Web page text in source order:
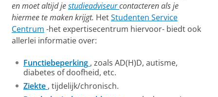
en moet altijd jestudieadviseurcontacteren als je
hiermee te maken krijgt. HetStudenten Service
Centrum -het expertisecentrum hiervoor- biedt ook
allerlei informatie over:
Functiebeperking , zoals AD(H)D, autisme,
diabetes of doofheid, etc.
Ziekte , tijdelijk/chronisch.